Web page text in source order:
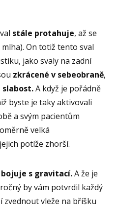
stále protahuje, až se
On totiž tento sval
jako svaly na zadní
zkrácené v sebeobraně,
slabost.A když je pořádně
byste je taky aktivovali
a svým pacientům
velká
potíže zhorší.
s gravitací.A že je
by vám potvrdil každý
zvednout vleže na bříšku